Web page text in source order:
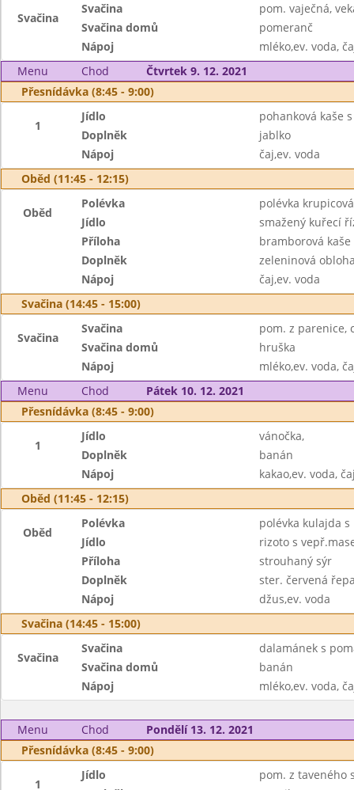
Svačina
Svačina
pom. vaječná,
Svačina domů
pomeranč
Nápoj
mléko,ev. voda,
Menu
Chod
Čtvrtek 9. 12. 2021
Přesnídávka (8:45 - 9:00)
1
Jídlo
pohanková kaše
Doplněk
jablko
Nápoj
čaj,ev. voda
Oběd (11:45 - 12:15)
Oběd
Polévka
polévka
Jídlo
smažený kuřecí
Příloha
bramborová kaše
Doplněk
zeleninová
Nápoj
čaj,ev. voda
Svačina (14:45 - 15:00)
Svačina
Svačina
pom. z parenice,
Svačina domů
hruška
Nápoj
mléko,ev. voda,
Menu
Chod
Pátek 10. 12. 2021
Přesnídávka (8:45 - 9:00)
1
Jídlo
vánočka,
Doplněk
banán
Nápoj
kakao,ev. voda,
Oběd (11:45 - 12:15)
Oběd
Polévka
polévka kulajda
Jídlo
rizoto s
Příloha
strouhaný sýr
Doplněk
ster. červená
Nápoj
džus,ev. voda
Svačina (14:45 - 15:00)
Svačina
Svačina
dalamánek s
Svačina domů
banán
Nápoj
mléko,ev. voda,
Menu Chod
Pondělí 13. 12. 2021
Přesnídávka (8:45 - 9:00)
1
Jídlo
pom. z taveného